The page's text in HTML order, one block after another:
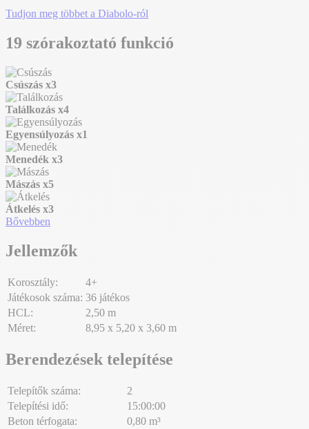
Tudjon meg többet a Diabolo-ról
19 szórakoztató funkció
Csúszás x3
Találkozás x4
Egyensúlyozás x1
Menedék x3
Mászás x5
Átkelés x3
Bővebben
Jellemzők
Korosztály:
4+
Játékosok száma: 36 játékos
HCL:
2,50 m
Méret:
8,95 x 5,20 x 3,60 m
Berendezések telepítése
Telepítők száma:
2
Telepítési idő:
15:00:00
Beton térfogata:
0,80 m³